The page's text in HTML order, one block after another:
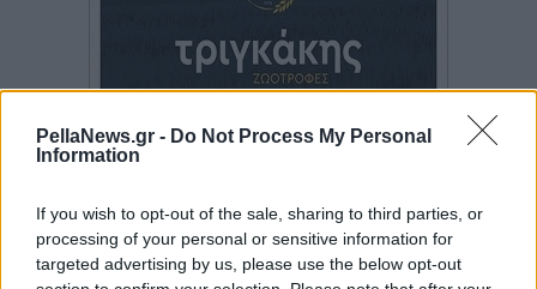
PellaNews.gr - Do Not Process My Personal
Information
If you wish to opt-out of the sale, sharing to third parties, or
processing of your personal or sensitive information for
targeted advertising by us, please use the below opt-out